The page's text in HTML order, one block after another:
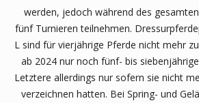
werden, jedoch während des
fünf Turnieren teilnehmen.
L sind für vierjährige Pferde nicht mehr
ab 2024 nur noch fünf- bis
Letztere allerdings nur sofern sie nicht
verzeichnen hatten. Bei Spring- und